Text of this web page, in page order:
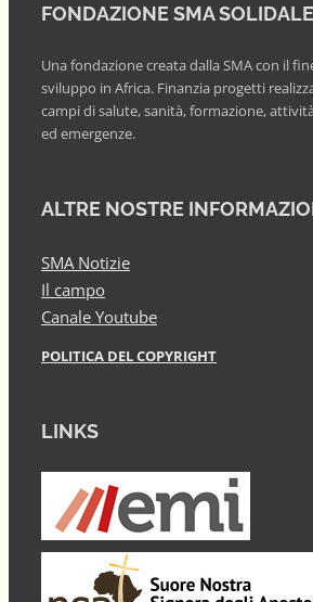
FONDAZIONE SMA
Una fondazione creata dalla SMA con il
sviluppo in Africa. Finanzia progetti
campi di salute, sanità, formazione,
ed emergenze.
ALTRE NOSTRE
SMA Notizie
Il campo
Canale Youtube
POLITICA DEL COPYRIGHT
LINKS